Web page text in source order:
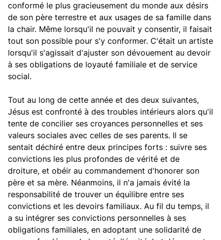
conformé le plus gracieusement du monde aux désirs
de son père terrestre et aux usages de sa famille dans
la chair. Même lorsqu'il ne pouvait y consentir, il faisait
tout son possible pour s'y conformer. C'était un artiste
lorsqu'il s'agissait d'ajuster son dévouement au devoir
à ses obligations de loyauté familiale et de service
social.
Tout au long de cette année et des deux suivantes,
Jésus est confronté à des troubles intérieurs alors qu'il
tente de concilier ses croyances personnelles et ses
valeurs sociales avec celles de ses parents. Il se
sentait déchiré entre deux principes forts : suivre ses
convictions les plus profondes de vérité et de
droiture, et obéir au commandement d'honorer son
père et sa mère. Néanmoins, il n'a jamais évité la
responsabilité de trouver un équilibre entre ses
convictions et les devoirs familiaux. Au fil du temps, il
a su intégrer ses convictions personnelles à ses
obligations familiales, en adoptant une solidarité de